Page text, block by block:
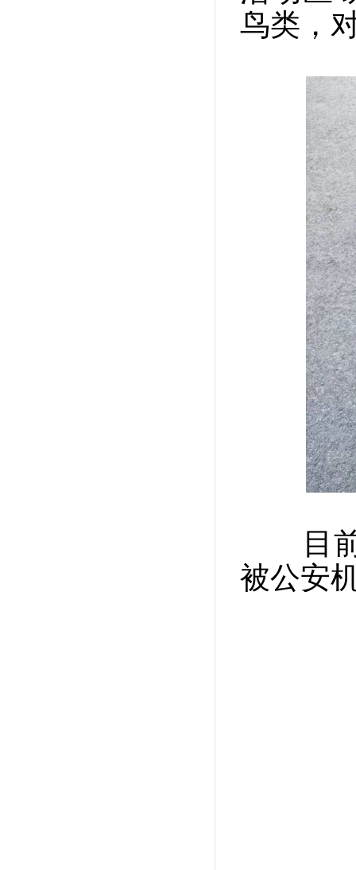
鸟类，
目前
被公安